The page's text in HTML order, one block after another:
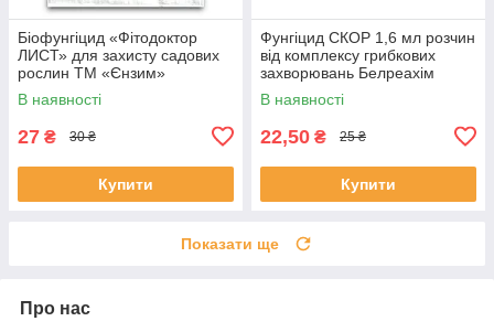
Біофунгіцид «Фітодоктор
ЛИСТ» для захисту садових
рослин ТМ «Єнзим»
В наявності
27 ₴ 30 ₴
Купити
Фунгіцид СКОР 1,6 мл розчин
від комплексу грибкових
захворювань Белреахім
В наявності
22,50 ₴ 25 ₴
Купити
Показати ще
Про нас